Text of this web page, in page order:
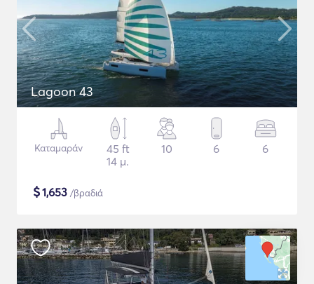
Lagoon 43
Καταμαράν
45 ft
14 μ.
10 6 6
$1,653 /βραδιά